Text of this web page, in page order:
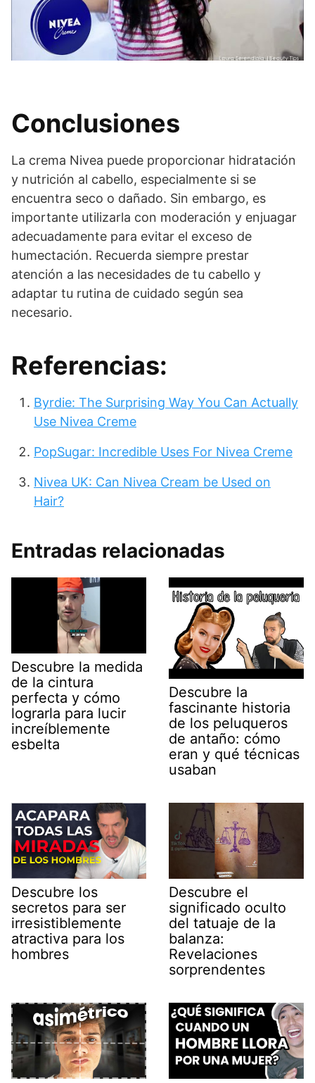
Conclusiones
La crema Nivea puede proporcionar hidratación
y nutrición al cabello, especialmente si se
encuentra seco o dañado. Sin embargo, es
importante utilizarla con moderación y enjuagar
adecuadamente para evitar el exceso de
humectación. Recuerda siempre prestar
atención a las necesidades de tu cabello y
adaptar tu rutina de cuidado según sea
necesario.
Referencias:
Byrdie: The Surprising Way You Can Actually
Use Nivea Creme
PopSugar: Incredible Uses For Nivea Creme
Nivea UK: Can Nivea Cream be Used on
Hair?
Entradas relacionadas
Descubre la medida
de la cintura
perfecta y cómo
lograrla para lucir
increíblemente
esbelta
Descubre la
fascinante historia
de los peluqueros
de antaño: cómo
eran y qué técnicas
usaban
Descubre los
secretos para ser
irresistiblemente
atractiva para los
hombres
Descubre el
significado oculto
del tatuaje de la
balanza:
Revelaciones
sorprendentes